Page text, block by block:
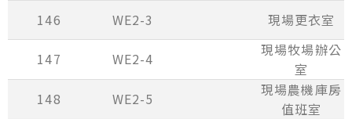
146 WE2-3 現場更衣室
147 WE2-4
現場牧場辦公
室
148
WE2-5
現場農機庫房
值班室